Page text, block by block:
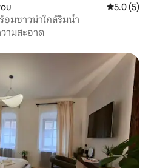
คะแนนเฉลี่
5.0 (5)
อมซาวน่าใกล้ริมน้ำ
ามสะอาด